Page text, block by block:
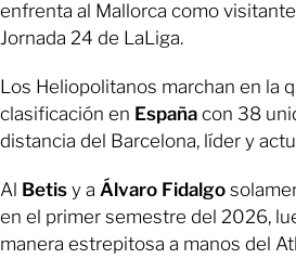
enfrenta al Mallorca como
Jornada 24 de LaLiga.
Los Heliopolitanos marchan en la
clasificación en España con 38
distancia del Barcelona, líder y
Al Betis y a Álvaro Fidalgo
en el primer semestre del 2026,
manera estrepitosa a manos del